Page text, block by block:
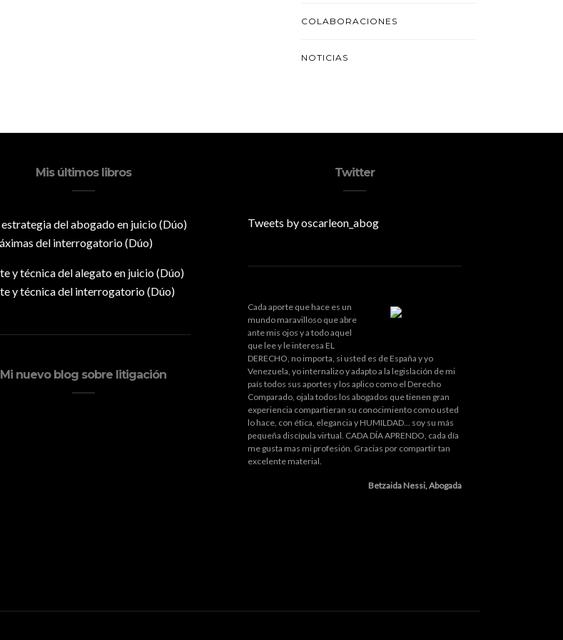
COLABORACIONES
NOTICIAS
Mis últimos libros
Mi nuevo blog sobre litigación
Twitter
Tweets by oscarleon_abog
Cada aporte que hace es un
mundo maravilloso que abre
ante mis ojos y a todo aquel
que lee y le interesa EL
DERECHO, no importa, si usted es de España y yo
Venezuela, yo internalizo y adapto a la legislación de mi
país todos sus aportes y los aplico como el Derecho
Comparado, ojala todos los abogados que tienen gran
experiencia compartieran su conocimiento como usted
lo hace, con ética, elegancia y HUMILDAD... soy su más
pequeña discípula virtual. CADA DÍA APRENDO, cada día
me gusta mas mi profesión. Gracias por compartir tan
excelente material.
Betzaida Nessi, Abogada